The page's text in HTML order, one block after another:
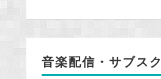
音楽配信・サブスク